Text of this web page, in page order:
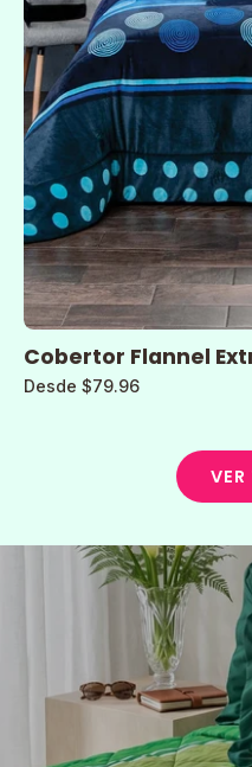
Cobertor Flannel
Desde $79.96